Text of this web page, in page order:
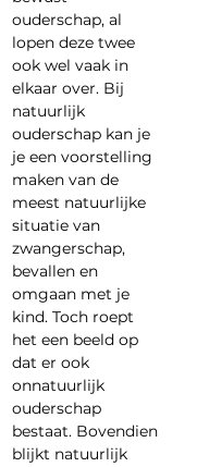
ouderschap, al
lopen deze twee
ook wel vaak in
elkaar over. Bij
natuurlijk
ouderschap kan je
je een voorstelling
maken van de
meest natuurlijke
situatie van
zwangerschap,
bevallen en
omgaan met je
kind. Toch roept
het een beeld op
dat er ook
onnatuurlijk
ouderschap
bestaat. Bovendien
blijkt natuurlijk